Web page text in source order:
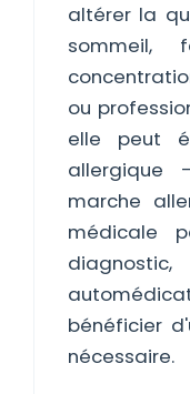
altérer la
sommeil,
ou
elle peut
allergique
marche
médicale
bénéficier
nécessaire.